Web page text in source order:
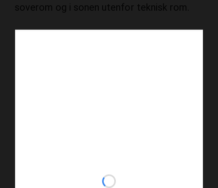
soverom og i sonen utenfor teknisk rom.